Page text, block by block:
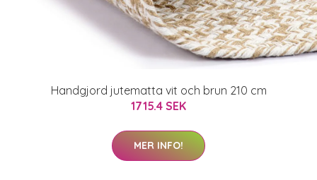
Handgjord jutematta vit och brun 210 cm
1715.4 SEK
MER INFO!